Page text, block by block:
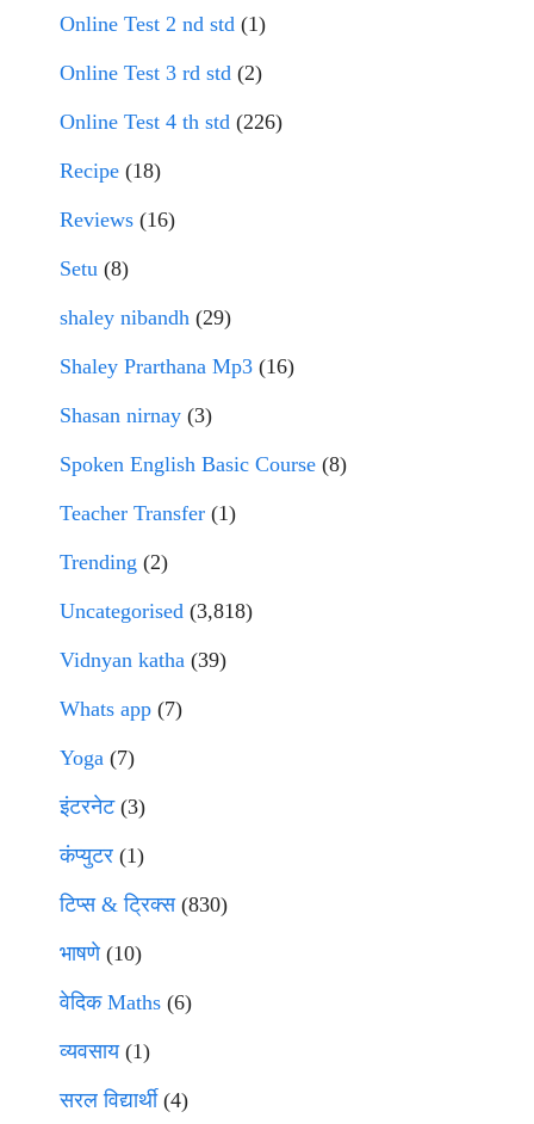
Online Test 2 nd std (1)
Online Test 3 rd std (2)
Online Test 4 th std (226)
Recipe (18)
Reviews (16)
Setu (8)
shaley nibandh (29)
Shaley Prarthana Mp3 (16)
Shasan nirnay (3)
Spoken English Basic Course (8)
Teacher Transfer (1)
Trending (2)
Uncategorised (3,818)
Vidnyan katha (39)
Whats app (7)
Yoga (7)
इंटरनेट(3)
कंप्युटर (1)
टिप्स & ट्रिक्स(830)
भाषणे(10)
वेदिक Maths (6)
व्यवसाय(1)
सरल विद्यार्थी(4)